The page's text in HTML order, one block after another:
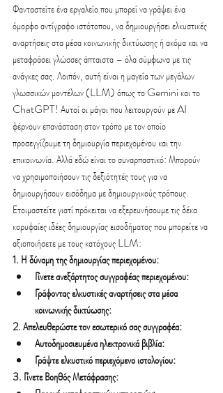
Φανταστείτε ένα εργαλείο που μπορεί να γράψει ένα
όμορφο αντίγραφο ιστότοπου, να δημιουργήσει ελκυστικές
αναρτήσεις στα μέσα κοινωνικής δικτύωσης ή ακόμα και να
μεταφράσει γλώσσες άπταιστα – όλα σύμφωνα με τις
ανάγκες σας. Λοιπόν, αυτή είναι η μαγεία των μεγάλων
γλωσσικών μοντέλων (LLM) όπως το Gemini και το
ChatGPT! Αυτοί οι μάγοι που λειτουργούν με AI
φέρνουν επανάσταση στον τρόπο με τον οποίο
προσεγγίζουμε τη δημιουργία περιεχομένου και την
επικοινωνία. Αλλά εδώ είναι το συναρπαστικό: Μπορούν
να χρησιμοποιήσουν τις δεξιότητές τους για να
δημιουργήσουν εισόδημα με δημιουργικούς τρόπους.
Ετοιμαστείτε γιατί πρόκειται να εξερευνήσουμε τις δέκα
κορυφαίες ιδέες δημιουργίας εισοδήματος που μπορείτε να
αξιοποιήσετε με τους κατόχους LLM:
1. Η δύναμη της δημιουργίας περιεχομένου:
Γίνετε ανεξάρτητος συγγραφέας περιεχομένου:
Γράφοντας ελκυστικές αναρτήσεις στα μέσα
κοινωνικής δικτύωσης:
2. Απελευθερώστε τον εσωτερικό σας συγγραφέα:
Αυτοδημοσιευμένα ηλεκτρονικά βιβλία:
Γράψτε ελκυστικό περιεχόμενο ιστολογίου:
3. Γίνετε Βοηθός Μετάφρασης: